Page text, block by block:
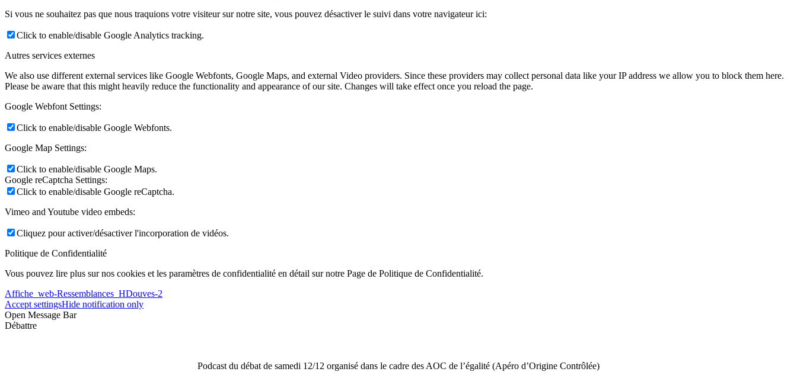
Si vous ne souhaitez pas que nous traquions votre visiteur sur notre site, vous pouvez désactiver le suivi dans votre navigateur ici:
Click to enable/disable Google Analytics tracking.
Autres services externes
We also use different external services like Google Webfonts, Google Maps, and external Video providers. Since these providers may collect personal data like your IP address we allow you to block them here.
Please be aware that this might heavily reduce the functionality and appearance of our site. Changes will take effect once you reload the page.
Google Webfont Settings:
Click to enable/disable Google Webfonts.
Google Map Settings:
Click to enable/disable Google Maps.
Google reCaptcha Settings:
Click to enable/disable Google reCaptcha.
Vimeo and Youtube video embeds:
Cliquez pour activer/désactiver l'incorporation de vidéos.
Politique de Confidentialité
Vous pouvez lire plus sur nos cookies et les paramètres de confidentialité en détail sur notre Page de Politique de Confidentialité.
Affiche_web-Ressemblances_HDouves-2
Accept settingsHide notification only
Open Message Bar
Débattre
Podcast du débat de samedi 12/12 organisé dans le cadre des AOC de l’égalité (Apéro d’Origine Contrôlée)